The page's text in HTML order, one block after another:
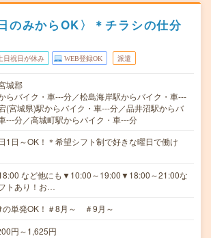
のみからOK〉＊チラシの仕分
日祝日が休み WEB登録OK 派遣
城郡
らバイク・車---分／松島海岸駅からバイク・車---
(宮城県)駅からバイク・車---分／品井沼駅からバ
---分／高城町駅からバイク・車---分
1日～OK！＊希望シフト制で好きな曜日で働け
など他にも▼10:00～19:00▼18:00～21:00な
トあり！お…
の単発OK！＃8月～ ＃9月～
円～1,625円